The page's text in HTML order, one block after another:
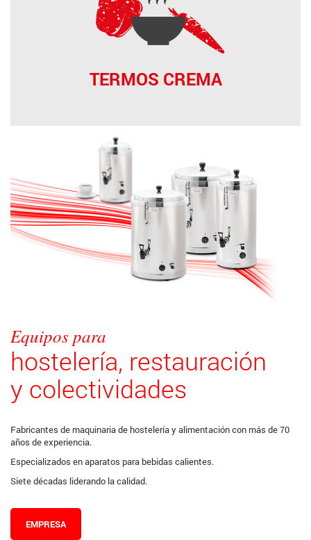
TERMOS CREMA
Equipos para
hostelería, restauración
y colectividades
Fabricantes de maquinaria de hostelería y alimentación con más de 70
años de experiencia.
Especializados en aparatos para bebidas calientes.
Siete décadas liderando la calidad.
EMPRESA